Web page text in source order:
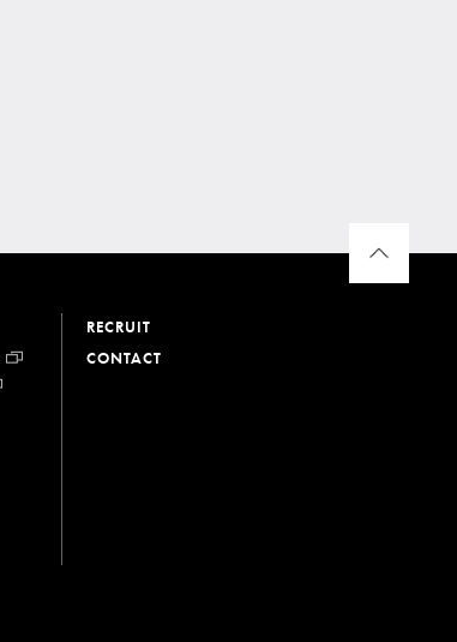
RECRUIT
CONTACT